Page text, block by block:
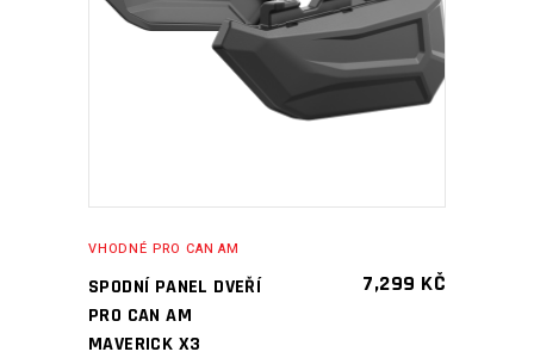
PŘIDAT DO KOŠÍKU
VHODNÉ PRO CAN AM
SPODNÍ PANEL DVEŘÍ
PRO CAN AM
MAVERICK X3
7,299 KČ